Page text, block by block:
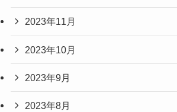
2023年11月
2023年10月
2023年9月
2023年8月